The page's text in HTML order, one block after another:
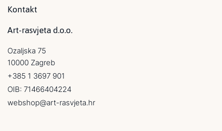
Kontakt
Art-rasvjeta d.o.o.
Ozaljska 75
10000 Zagreb
+385 1 3697 901
OIB: 71466404224
webshop@art-rasvjeta.hr